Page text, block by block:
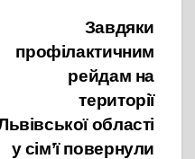
Завдяки
профілактичним
рейдам на
території
області
у сім’ї повернули